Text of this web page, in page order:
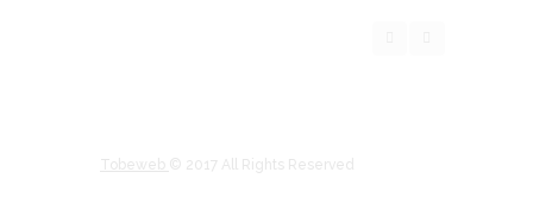
Tobeweb © 2017 All Rights Reserved